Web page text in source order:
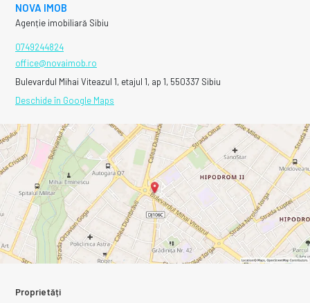
NOVA IMOB
Agenție imobiliară Sibiu
0749244824
office@novaimob.ro
Bulevardul Mihai Viteazul 1, etajul 1, ap 1, 550337 Sibiu
Deschide în Google Maps
Proprietăți